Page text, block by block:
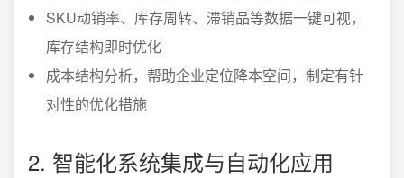
SKU动销率、库存周转、滞销品等数据一键可视，
库存结构即时优化
成本结构分析，帮助企业定位降本空间，制定有针
对性的优化措施
2. 智能化系统集成与自动化应用